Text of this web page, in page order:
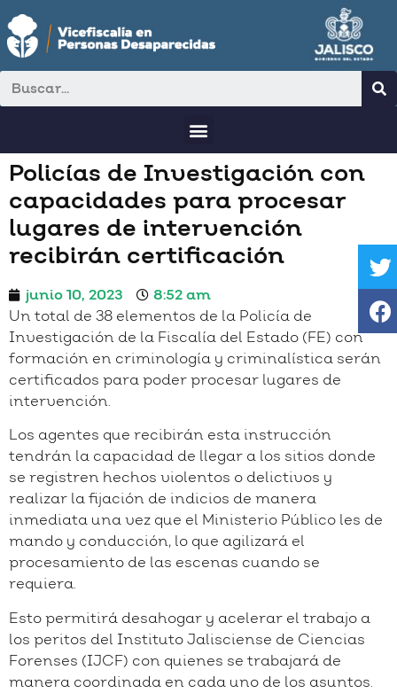
Policías de Investigación con
capacidades para procesar
lugares de intervención
recibirán certificación
junio 10, 2023
8:52 am
Un total de 38 elementos de la Policía de
Investigación de la Fiscalía del Estado (FE) con
formación en criminología y criminalística serán
certificados para poder procesar lugares de
intervención.
Los agentes que recibirán esta instrucción
tendrán la capacidad de llegar a los sitios donde
se registren hechos violentos o delictivos y
realizar la fijación de indicios de manera
inmediata una vez que el Ministerio Público les de
mando y conducción, lo que agilizará el
procesamiento de las escenas cuando se
requiera.
Esto permitirá desahogar y acelerar el trabajo a
los peritos del Instituto Jalisciense de Ciencias
Forenses (IJCF) con quienes se trabajará de
manera coordinada en cada uno de los asuntos.